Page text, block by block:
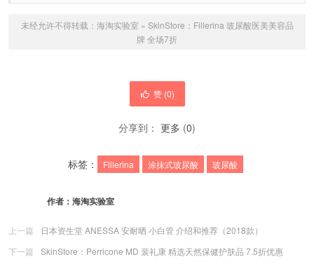
未经允许不得转载： 海淘实验室 » SkinStore：Fillerina 玻尿酸医美美容品
牌 全场7折
赞 (0)
分享到： 更多 (0)
标签： Fillerina 涂抹式玻尿酸 玻尿酸
作者： 海淘实验室
上一篇
日本资生堂 ANESSA 安耐晒 小白管 介绍和推荐（2018款）
下一篇
SkinStore：Perricone MD 裴礼康 精选天然保健护肤品 7.5折优惠